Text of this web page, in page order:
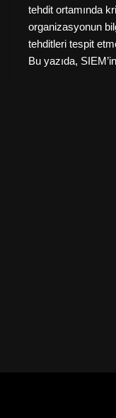
tehdit ortamında
organizasyonun
tehditleri tespit
Bu yazıda,